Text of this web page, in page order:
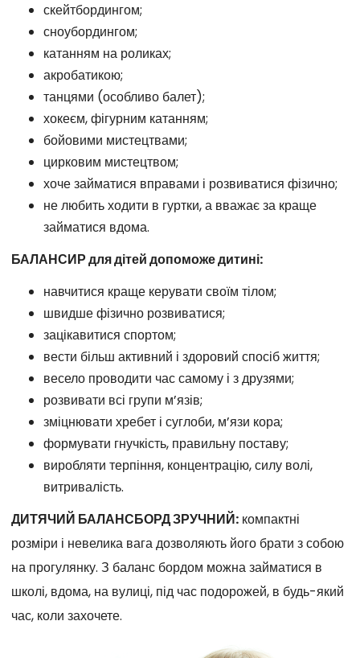
скейтбордингом;
сноубордингом;
катанням на роликах;
акробатикою;
танцями (особливо балет);
хокеєм, фігурним катанням;
бойовими мистецтвами;
цирковим мистецтвом;
хоче займатися вправами і розвиватися фізично;
не любить ходити в гуртки, а вважає за краще
займатися вдома.
БАЛАНСИР для дітей допоможе дитині:
навчитися краще керувати своїм тілом;
швидше фізично розвиватися;
зацікавитися спортом;
вести більш активний і здоровий спосіб життя;
весело проводити час самому і з друзями;
розвивати всі групи м’язів;
зміцнювати хребет і суглоби, м’язи кора;
формувати гнучкість, правильну поставу;
виробляти терпіння, концентрацію, силу волі,
витривалість.
ДИТЯЧИЙ БАЛАНСБОРД ЗРУЧНИЙ: компактні
розміри і невелика вага дозволяють його брати з собою
на прогулянку. З баланс бордом можна займатися в
школі, вдома, на вулиці, під час подорожей, в будь-який
час, коли захочете.